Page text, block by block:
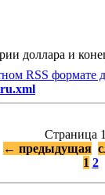
доллара и
RSS
Страница
← предыдущая
1 2